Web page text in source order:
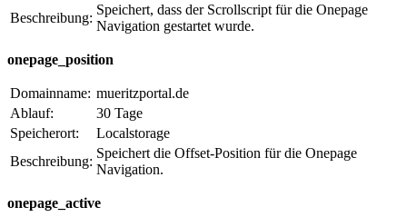
Beschreibung:
Speichert, dass der Scrollscript für die Onepage
Navigation gestartet wurde.
onepage_position
Domainname: mueritzportal.de
Ablauf:
30 Tage
Speicherort:
Localstorage
Beschreibung:
Speichert die Offset-Position für die Onepage
Navigation.
onepage_active